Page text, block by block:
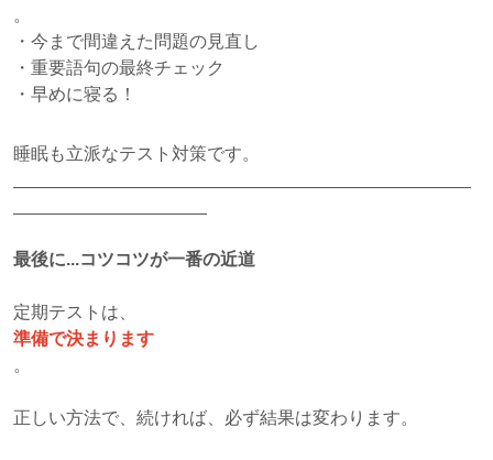
。
・今まで間違えた問題の見直し
・重要語句の最終チェック
・早めに寝る！
睡眠も立派なテスト対策です。
最後に...コツコツが一番の近道
定期テストは、
準備で決まります
。
正しい方法で、続ければ、必ず結果は変わります。